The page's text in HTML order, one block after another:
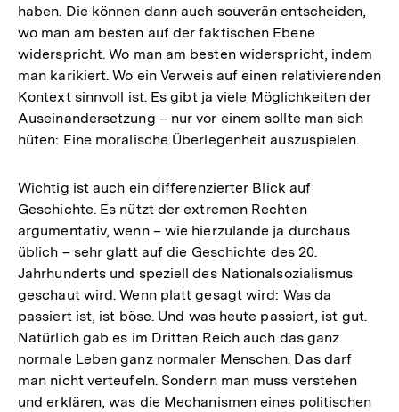
haben. Die können dann auch souverän entscheiden,
wo man am besten auf der faktischen Ebene
widerspricht. Wo man am besten widerspricht, indem
man karikiert. Wo ein Verweis auf einen relativierenden
Kontext sinnvoll ist. Es gibt ja viele Möglichkeiten der
Auseinandersetzung – nur vor einem sollte man sich
hüten: Eine moralische Überlegenheit auszuspielen.
Wichtig ist auch ein differenzierter Blick auf
Geschichte. Es nützt der extremen Rechten
argumentativ, wenn – wie hierzulande ja durchaus
üblich – sehr glatt auf die Geschichte des 20.
Jahrhunderts und speziell des Nationalsozialismus
geschaut wird. Wenn platt gesagt wird: Was da
passiert ist, ist böse. Und was heute passiert, ist gut.
Natürlich gab es im Dritten Reich auch das ganz
normale Leben ganz normaler Menschen. Das darf
man nicht verteufeln. Sondern man muss verstehen
und erklären, was die Mechanismen eines politischen